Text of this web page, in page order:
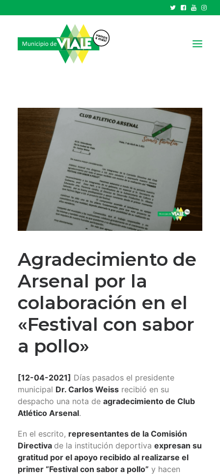
GOBIERNO
TRÁMITES Y SERVICIOS
CIUDAD
PARQUE INDUSTRIAL
RECAUDACIONES
Agradecimiento de
Arsenal por la
colaboración en el
«Festival con sabor
a pollo»
[12-04-2021] Días pasados el presidente
municipal Dr. Carlos Weiss recibió en su
despacho una nota de agradecimiento de Club
Atlético Arsenal.
En el escrito, representantes de la Comisión
Directiva de la institución deportiva expresan su
gratitud por el apoyo recibido al realizarse el
primer “Festival con sabor a pollo” y hacen